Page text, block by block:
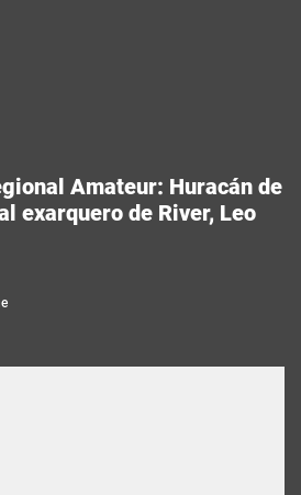
Amateur: Huracán de
exarquero de River, Leo